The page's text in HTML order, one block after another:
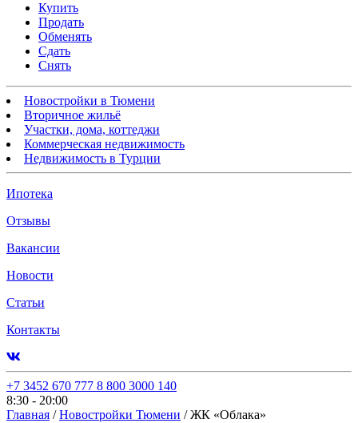
Купить
Продать
Обменять
Сдать
Снять
Новостройки в Тюмени
Вторичное жильё
Участки, дома, коттеджи
Коммерческая недвижимость
Недвижимость в Турции
Ипотека
Отзывы
Вакансии
Новости
Статьи
Контакты
+7 3452 670 777 8 800 3000 140
8:30 - 20:00
Главная / Новостройки Тюмени / ЖК «Облака»